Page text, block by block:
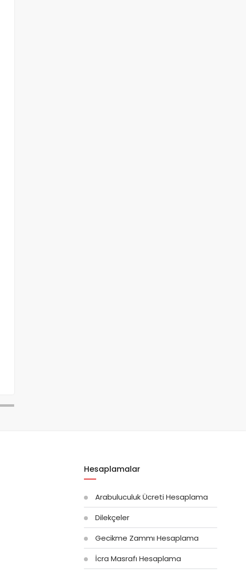
Hesaplamalar
Arabuluculuk Ücreti Hesaplama
Dilekçeler
Gecikme Zammı Hesaplama
İcra Masrafı Hesaplama